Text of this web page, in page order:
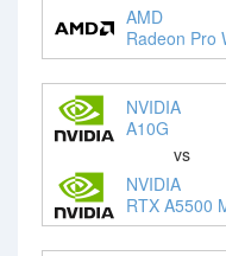
AMD
Radeon Pro
NVIDIA
A10G
vs
NVIDIA
RTX A5500